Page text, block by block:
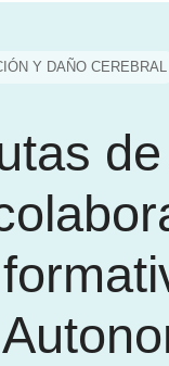
Y DAÑO CEREBRAL